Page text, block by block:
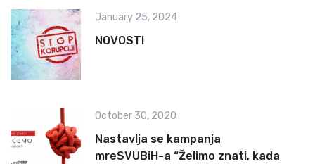
January 25, 2024
NOVOSTI
October 30, 2020
Nastavlja se kampanja
mreSVUBiH-a “Želimo znati, kada